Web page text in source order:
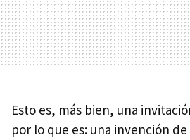
Esto es, más bien, una
por lo que es: una invención